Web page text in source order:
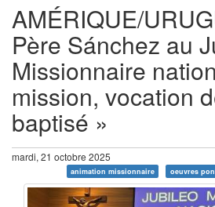
AMÉRIQUE/
Père Sánchez au
Missionnaire
mission, vocation
baptisé »
mardi, 21 octobre 2025
animation missionnaire oeuvres